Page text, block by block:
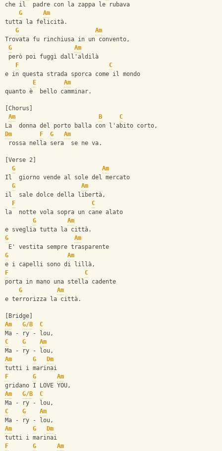
che il  padre con la zappa le rubava
G
Am
tutta la felicità.
G
Am
Trovata fu rinchiusa in un convento,
G
Am
però poi fuggì dall'aldilà
F
C
e in questa strada sporca come il mondo
E
Am
quanto è  bello camminar.
[Chorus]
Am
B
C
La  donna del porto balla con l'abito corto,
Dm
F G
Am
rossa nella sera  se ne va.
[Verse 2]
G
Am
Il  giorno vende al sole del mercato
G
Am
il  sale dolce della libertà,
F
C
la  notte vola sopra un cane alato
G
Am
e sveglia tutta la città.
G
Am
E' vestita sempre trasparente
G
Am
e i capelli sono di lillà,
F
C
porta in mano una stella cadente
G
Am
e terrorizza la città.
[Bridge]
Am
G/B
C
Ma - ry - lou,
C
G
Am
Ma - ry - lou,
Am
G
Dm
tutti i marinai
F
G
Am
gridano I LOVE YOU,
Am
G/B
C
Ma - ry - lou,
C
G
Am
Ma - ry - lou,
Am
G
Dm
tutti i marinai
F
G
Am